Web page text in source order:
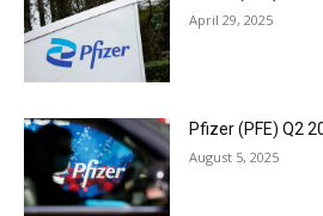
April 29, 2025
Pfizer (PFE) Q2
August 5, 2025